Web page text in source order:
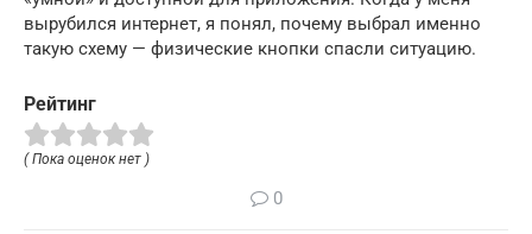
вырубился интернет, я понял, почему выбрал именно
такую схему — физические кнопки спасли ситуацию.
Рейтинг
( Пока оценок нет )
0